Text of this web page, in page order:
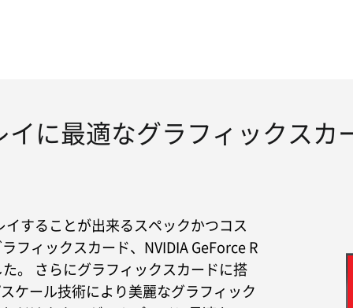
イに最適なグラフィックスカ
することが出来るスペックかつコス
フィックスカード、NVIDIA GeForce R
。 さらにグラフィックスカードに搭
ケール技術により美麗なグラフィック